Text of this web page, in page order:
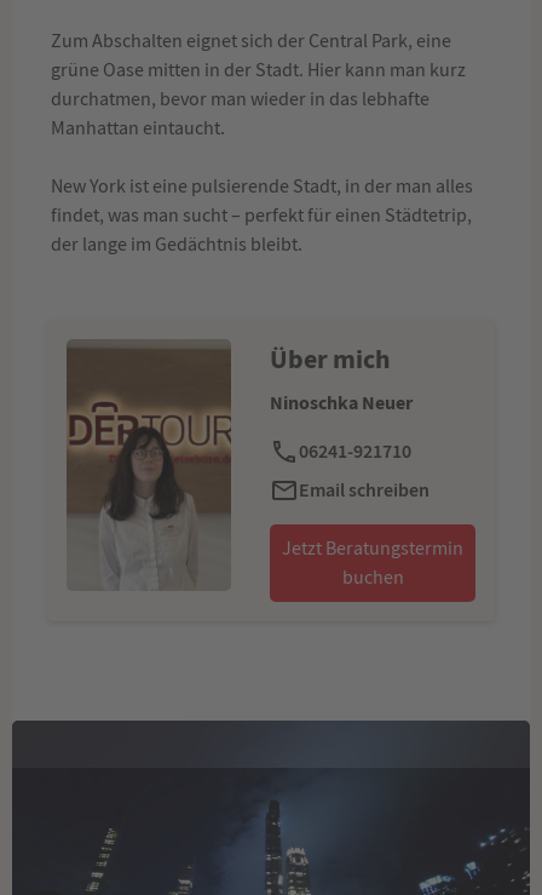
Zum Abschalten eignet sich der Central Park, eine
grüne Oase mitten in der Stadt. Hier kann man kurz
durchatmen, bevor man wieder in das lebhafte
Manhattan eintaucht.
New York ist eine pulsierende Stadt, in der man alles
findet, was man sucht – perfekt für einen Städtetrip,
der lange im Gedächtnis bleibt.
Über mich
Ninoschka Neuer
06241-921710
Email schreiben
Jetzt Beratungstermin
buchen